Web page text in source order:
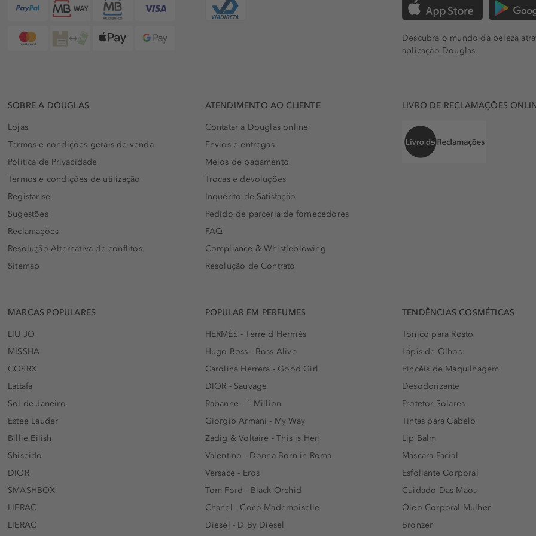
Descubra o mundo da beleza
aplicação Douglas.
SOBRE A DOUGLAS
Lojas
Termos e condições gerais de venda
Política de Privacidade
Termos e condições de utilização
Registar-se
Sugestões
Reclamações
Resolução Alternativa de conflitos
Sitemap
ATENDIMENTO AO CLIENTE
Contatar a Douglas online
Envios e entregas
Meios de pagamento
Trocas e devoluções
Inquérito de Satisfação
Pedido de parceria de fornecedores
FAQ
Compliance & Whistleblowing
Resolução de Contrato
LIVRO DE RECLAMAÇÕES
MARCAS POPULARES
LIU JO
MISSHA
COSRX
Lattafa
Sol de Janeiro
Estée Lauder
Billie Eilish
Shiseido
DIOR
SMASHBOX
LIERAC
LIERAC
POPULAR EM PERFUMES
HERMÈS - Terre d'Hermés
Hugo Boss - Boss Alive
Carolina Herrera - Good Girl
DIOR - Sauvage
Rabanne - 1 Million
Giorgio Armani - My Way
Zadig & Voltaire - This is Her!
Valentino - Donna Born in Roma
Versace - Eros
Tom Ford - Black Orchid
Chanel - Coco Mademoiselle
Diesel - D By Diesel
TENDÊNCIAS COSMÉTICAS
Tónico para Rosto
Lápis de Olhos
Pincéis de Maquilhagem
Desodorizante
Protetor Solares
Tintas para Cabelo
Lip Balm
Máscara Facial
Esfoliante Corporal
Cuidado Das Mãos
Óleo Corporal Mulher
Bronzer